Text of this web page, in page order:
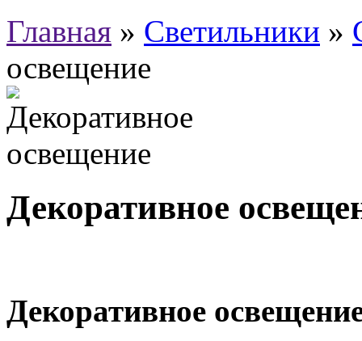
Главная » Светильники »
освещение
Декоративное
Декоративное